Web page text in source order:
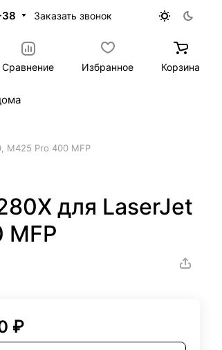
38 Заказать звонок
Сравнение Избранное Корзина
M425 Pro 400 MFP
для LaserJet
MFP
₽